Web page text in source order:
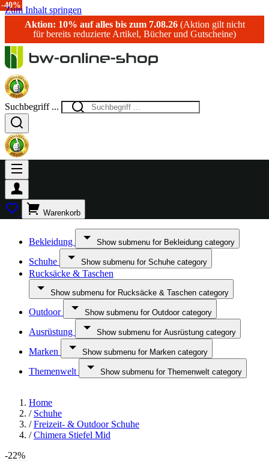
Zum Inhalt springen
Aktion: 10% auf alles bis zum 7.08.26(Aktion gilt nicht
für bereits reduzierte Artikel, Bücher und Gutscheine)
Suchbegriff ...
Warenkorb
Bekleidung Show submenu for Bekleidung category
Schuhe Show submenu for Schuhe category
Rucksäcke & Taschen
Show submenu for Rucksäcke & Taschen category
Outdoor Show submenu for Outdoor category
Ausrüstung Show submenu for Ausrüstung category
Marken Show submenu for Marken category
Themenwelt Show submenu for Themenwelt category
Home
/ Schuhe
/ Freizeit- & Outdoor Schuhe
/ Chimera Stiefel Mid
-22%
-10%
-25%
-27%
-19%
-10%
-40%